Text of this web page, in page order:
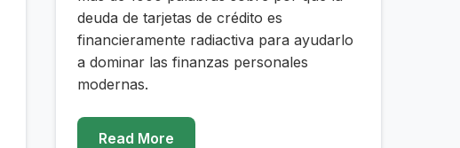
deuda de tarjetas de crédito es
financieramente radiactiva para ayudarlo
a dominar las finanzas personales
modernas.
Read More